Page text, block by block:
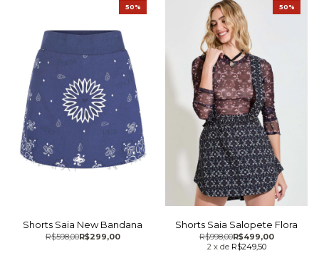
Shorts Saia New Bandana
R$299,00
R$598,00
50%
Shorts Saia Salopete Flora
R$499,00
R$998,00
2 x de R$249,50
50%